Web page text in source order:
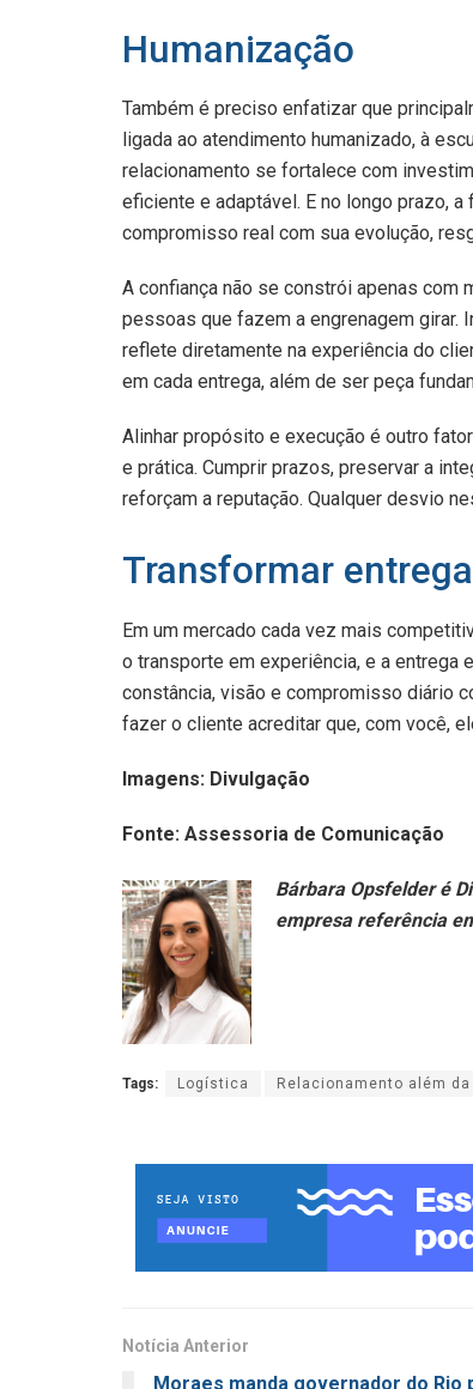
Humanização
Também é preciso enfatizar que
ligada ao atendimento humanizado, à
relacionamento se fortalece com
eficiente e adaptável. E no longo prazo,
compromisso real com sua evolução,
A confiança não se constrói apenas com
pessoas que fazem a engrenagem
reflete diretamente na experiência do
em cada entrega, além de ser peça
Alinhar propósito e execução é outro
e prática. Cumprir prazos, preservar a
reforçam a reputação. Qualquer desvio
Transformar
Em um mercado cada vez mais
o transporte em experiência, e a entrega
constância, visão e compromisso diário
fazer o cliente acreditar que, com você,
Imagens: Divulgação
Fonte: Assessoria de Comunicação
Bárbara Opsfelder é
empresa referência
Tags: Logística Relacionamento além
Notícia Anterior
Moraes manda governador do Rio